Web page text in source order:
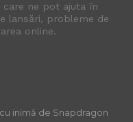
care ne pot ajuta în
lansări, probleme de
online.
inimă de Snapdragon